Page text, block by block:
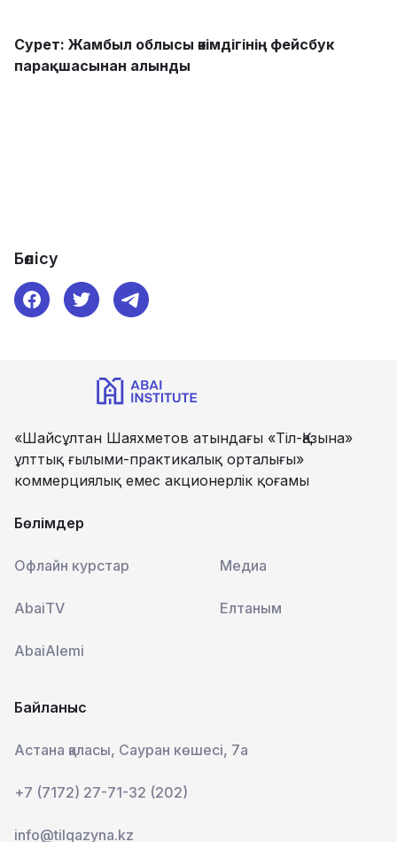
Сурет: Жамбыл облысы әкімдігінің фейсбук
парақшасынан алынды
Бөлісу
«Шайсұлтан Шаяхметов атындағы «Тіл-Қазына»
ұлттық ғылыми-практикалық орталығы»
коммерциялық емес акционерлік қоғамы
Бөлімдер
Офлайн курстар Медиа
AbaiTV Елтаным
AbaiAlemi
Байланыс
Астана қаласы, Сауран көшесі, 7а
+7 (7172) 27-71-32 (202)
info@tilqazyna.kz